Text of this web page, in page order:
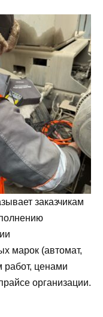
заказчикам
марок (автомат,
ценами
организации.